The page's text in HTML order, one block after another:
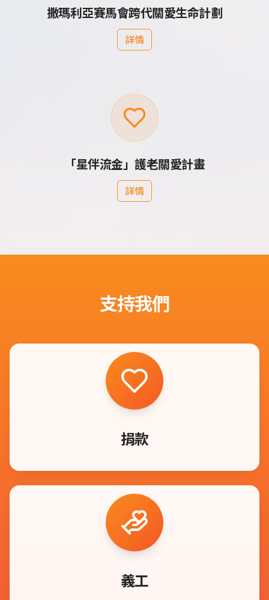
撒瑪利亞賽馬會跨代關愛生命計劃
詳情
「星伴流金」護老關愛計畫
詳情
支持我們
捐款
義工